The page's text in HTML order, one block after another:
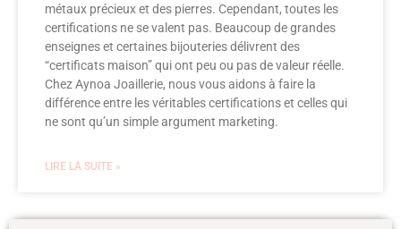
métaux précieux et des pierres. Cependant, toutes les
certifications ne se valent pas. Beaucoup de grandes
enseignes et certaines bijouteries délivrent des
“certificats maison” qui ont peu ou pas de valeur réelle.
Chez Aynoa Joaillerie, nous vous aidons à faire la
différence entre les véritables certifications et celles qui
ne sont qu’un simple argument marketing.
LIRE LA SUITE »